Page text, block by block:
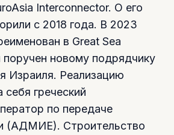
Interconnector. О его
с 2018 года. В 2023
в Great Sea
поручен новому подрядчику
Израиля. Реализацию
себя греческий
по передаче
(АДМИЕ). Строительство